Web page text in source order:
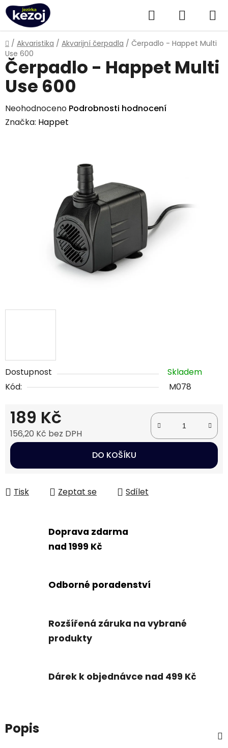
Přejít
na
obsah
Hledat
KOŠÍK
Domů
/ Akvaristika / Akvarijní čerpadla / Čerpadlo - Happet Multi
Use 600
Dostupnost
Skladem
Kód:
M078
189 Kč
156,20 Kč bez DPH
Měrná cena:
DO KOŠÍKU
Tisk Zeptat se Sdílet
Čerpadlo - Happet Multi
Use 600
Průměrné
hodnocení
Neohodnoceno Podrobnosti hodnocení
Značka: Happet
Doprava zdarma
nad 1999 Kč
Odborné poradenství
Rozšířená záruka na vybrané
produkty
Dárek k objednávce nad 499 Kč
Popis